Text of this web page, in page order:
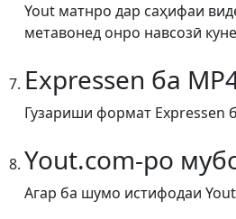
Yout матнро дар саҳифаи
метавонед онро навсозӣ
Expressen ба
Гузариши формат Expressen
Yout.com-ро
Агар ба шумо истифодаи